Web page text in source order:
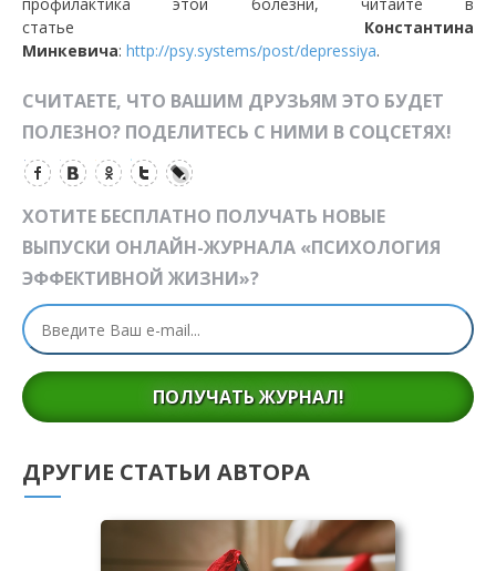
статье Константина
Минкевича: http://psy.systems/post/depressiya.
СЧИТАЕТЕ, ЧТО ВАШИМ ДРУЗЬЯМ ЭТО БУДЕТ
ПОЛЕЗНО? ПОДЕЛИТЕСЬ С НИМИ В СОЦСЕТЯХ!
ХОТИТЕ БЕСПЛАТНО ПОЛУЧАТЬ НОВЫЕ
ВЫПУСКИ ОНЛАЙН-ЖУРНАЛА «ПСИХОЛОГИЯ
ЭФФЕКТИВНОЙ ЖИЗНИ»?
ПОЛУЧАТЬ ЖУРНАЛ!
ДРУГИЕ СТАТЬИ АВТОРА